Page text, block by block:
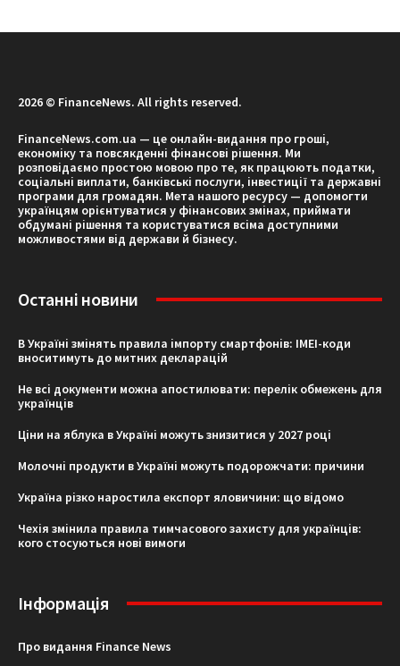
2026 © FinanceNews. All rights reserved.
FinanceNews.com.ua — це онлайн-видання про гроші,
економіку та повсякденні фінансові рішення. Ми
розповідаємо простою мовою про те, як працюють податки,
соціальні виплати, банківські послуги, інвестиції та державні
програми для громадян. Мета нашого ресурсу — допомогти
українцям орієнтуватися у фінансових змінах, приймати
обдумані рішення та користуватися всіма доступними
можливостями від держави й бізнесу.
Останні новини
В Україні змінять правила імпорту смартфонів: IMEI-коди
вноситимуть до митних декларацій
Не всі документи можна апостилювати: перелік обмежень для
українців
Ціни на яблука в Україні можуть знизитися у 2027 році
Молочні продукти в Україні можуть подорожчати: причини
Україна різко наростила експорт яловичини: що відомо
Чехія змінила правила тимчасового захисту для українців:
кого стосуються нові вимоги
Інформація
Про видання Finance News